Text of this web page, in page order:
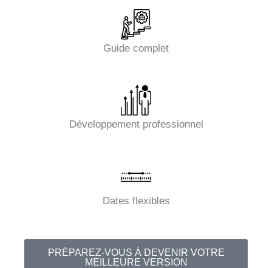
Guide complet
Développement professionnel
Dates flexibles
PRÉPAREZ-VOUS À DEVENIR VOTRE
MEILLEURE VERSION